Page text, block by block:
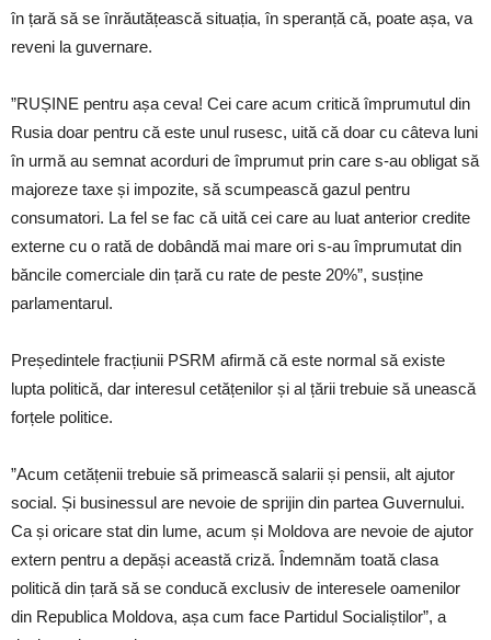
în țară să se înrăutățească situația, în speranță că, poate așa, va
reveni la guvernare.
”RUȘINE pentru așa ceva! Cei care acum critică împrumutul din
Rusia doar pentru că este unul rusesc, uită că doar cu câteva luni
în urmă au semnat acorduri de împrumut prin care s-au obligat să
majoreze taxe și impozite, să scumpească gazul pentru
consumatori. La fel se fac că uită cei care au luat anterior credite
externe cu o rată de dobândă mai mare ori s-au împrumutat din
băncile comerciale din țară cu rate de peste 20%”, susține
parlamentarul.
Președintele fracțiunii PSRM afirmă că este normal să existe
lupta politică, dar interesul cetățenilor și al țării trebuie să unească
forțele politice.
”Acum cetățenii trebuie să primească salarii și pensii, alt ajutor
social. Și businessul are nevoie de sprijin din partea Guvernului.
Ca și oricare stat din lume, acum și Moldova are nevoie de ajutor
extern pentru a depăși această criză. Îndemnăm toată clasa
politică din țară să se conducă exclusiv de interesele oamenilor
din Republica Moldova, așa cum face Partidul Socialiștilor”, a